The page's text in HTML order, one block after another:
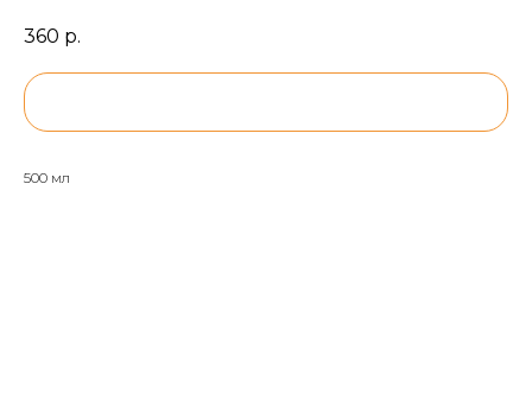
360 р.
500 мл